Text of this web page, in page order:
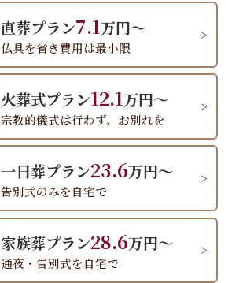
直葬プラン7.1万円～
仏具を省き費用は最小限
火葬式プラン12.1万円～
宗教的儀式は行わず、お別れを
一日葬プラン23.6万円～
告別式のみを自宅で
家族葬プラン28.6万円～
通夜・告別式を自宅で